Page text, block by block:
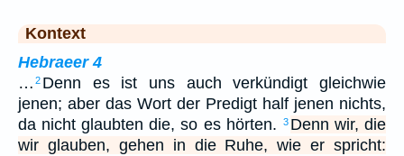
Kontext
Hebraeer 4
… 2 Denn es ist uns auch verkündigt gleichwie
jenen; aber das Wort der Predigt half jenen nichts,
da nicht glaubten die, so es hörten.
3 Denn wir, die
wir glauben, gehen in die Ruhe, wie er spricht: